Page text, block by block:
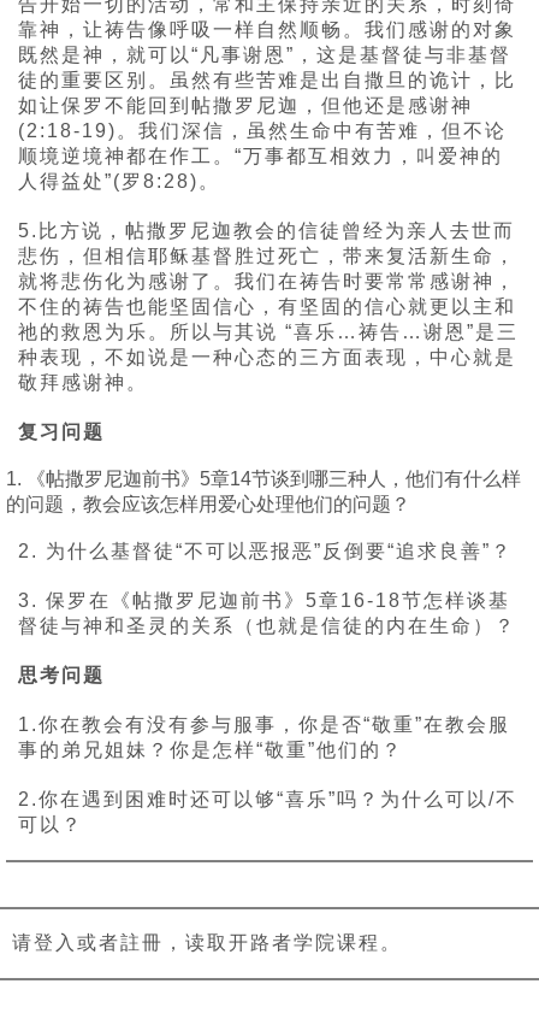
告开始一切的活动，常和主保持亲近的关系，时刻倚
靠神，让祷告像呼吸一样自然顺畅。我们感谢的对象
既然是神，就可以“凡事谢恩”，这是基督徒与非基督
徒的重要区别。虽然有些苦难是出自撒旦的诡计，比
如让保罗不能回到帖撒罗尼迦，但他还是感谢神
(2:18-19)。我们深信，虽然生命中有苦难，但不论
顺境逆境神都在作工。“万事都互相效力，叫爱神的
人得益处”(罗8:28)。
5.比方说，帖撒罗尼迦教会的信徒曾经为亲人去世而
悲伤，但相信耶稣基督胜过死亡，带来复活新生命，
就将悲伤化为感谢了。我们在祷告时要常常感谢神，
不住的祷告也能坚固信心，有坚固的信心就更以主和
祂的救恩为乐。所以与其说 “喜乐…祷告…谢恩”是三
种表现，不如说是一种心态的三方面表现，中心就是
敬拜感谢神。
复习问题
1. 《帖撒罗尼迦前书》5章14节谈到哪三种人，他们有什么样
的问题，教会应该怎样用爱心处理他们的问题？
2. 为什么基督徒“不可以恶报恶”反倒要“追求良善”？
3. 保罗在《帖撒罗尼迦前书》5章16-18节怎样谈基
督徒与神和圣灵的关系（也就是信徒的内在生命）？
思考问题
1.你在教会有没有参与服事，你是否“敬重”在教会服
事的弟兄姐妹？你是怎样“敬重”他们的？
2.你在遇到困难时还可以够“喜乐”吗？为什么可以/不
可以？
请登入或者註冊，读取开路者学院课程。